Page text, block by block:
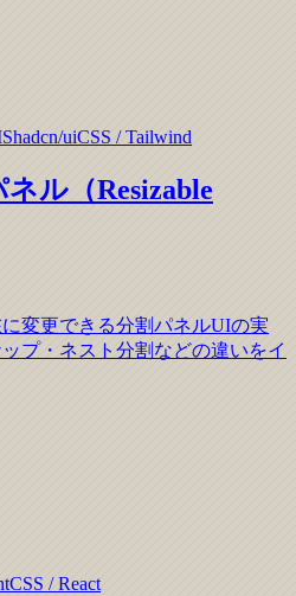
Shadcn/uiCSS / Tailwind
ル（Resizable
変更できる分割パネルUIの実
プ・ネスト分割などの違いをイ
CSS / React